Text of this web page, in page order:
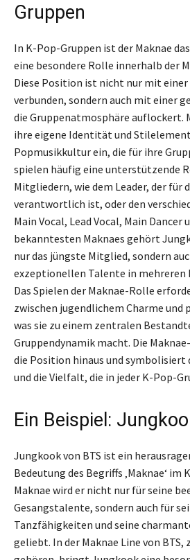
Gruppen
In K-Pop-Gruppen ist der Maknae
eine besondere Rolle innerhalb der
Diese Position ist nicht nur mit
verbunden, sondern auch mit einer
die Gruppenatmosphäre auflockert.
ihre eigene Identität und
Popmusikkultur ein, die für ihre
spielen häufig eine unterstützende
Mitgliedern, wie dem Leader, der für
verantwortlich ist, oder den
Main Vocal, Lead Vocal, Main Dancer
bekanntesten Maknaes gehört
nur das jüngste Mitglied, sondern
exzeptionellen Talente in mehreren
Das Spielen der Maknae-Rolle
zwischen jugendlichem Charme und
was sie zu einem zentralen
Gruppendynamik macht. Die
die Position hinaus und symbolisiert
und die Vielfalt, die in jeder K-Pop-
Ein Beispiel:
Jungkook von BTS ist ein
Bedeutung des Begriffs ‚Maknae‘ im
Maknae wird er nicht nur für seine
Gesangstalente, sondern auch für
Tanzfähigkeiten und seine
geliebt. In der Maknae Line von BTS,